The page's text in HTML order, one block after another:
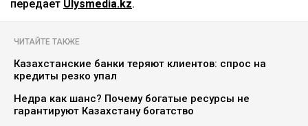
передает Ulysmedia.kz.
ЧИТАЙТЕ ТАКЖЕ
Казахстанские банки теряют клиентов: спрос на
кредиты резко упал
Недра как шанс? Почему богатые ресурсы не
гарантируют Казахстану богатство